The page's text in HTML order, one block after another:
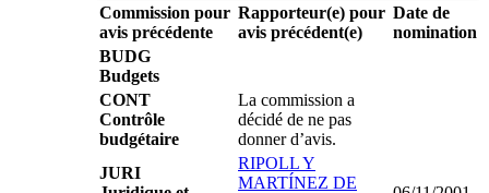
Commission pour
avis précédente
Rapporteur(e) pour
avis précédent(e)
Date de
nomination
BUDG
Budgets
CONT
Contrôle
budgétaire
La commission a
décidé de ne pas
donner d’avis.
JURI
RIPOLL Y
MARTÍNEZ DE